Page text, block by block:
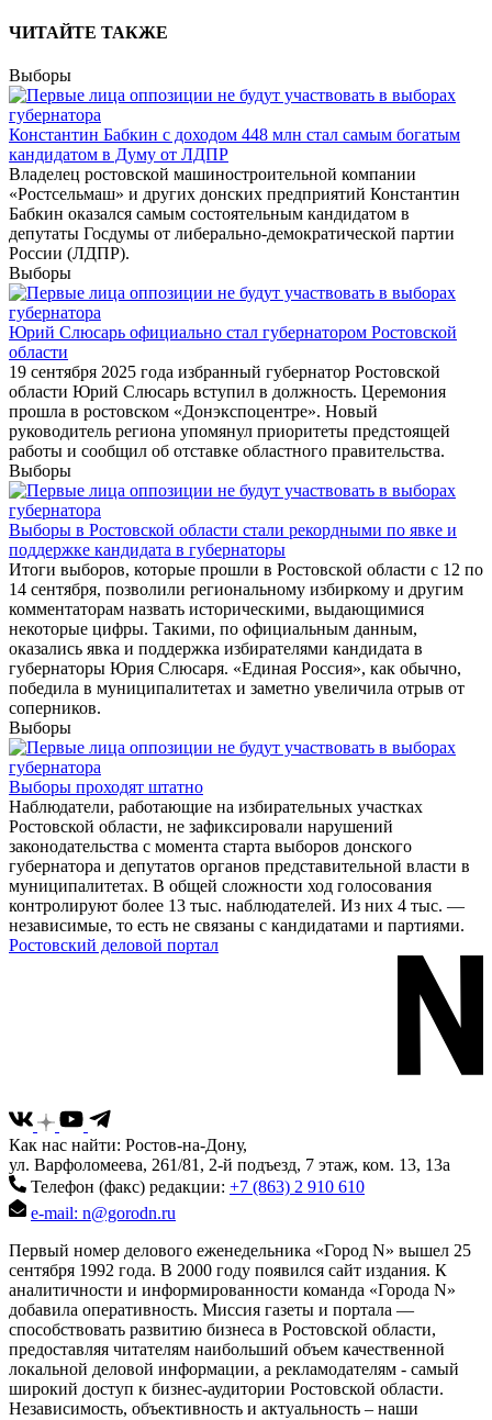
ЧИТАЙТЕ ТАКЖЕ
Выборы
Константин Бабкин с доходом 448 млн стал самым богатым
кандидатом в Думу от ЛДПР
Владелец ростовской машиностроительной компании
«Ростсельмаш» и других донских предприятий Константин
Бабкин оказался самым состоятельным кандидатом в
депутаты Госдумы от либерально-демократической партии
России (ЛДПР).
Выборы
Юрий Слюсарь официально стал губернатором Ростовской
области
19 сентября 2025 года избранный губернатор Ростовской
области Юрий Слюсарь вступил в должность. Церемония
прошла в ростовском «Донэкспоцентре». Новый
руководитель региона упомянул приоритеты предстоящей
работы и сообщил об отставке областного правительства.
Выборы
Выборы в Ростовской области стали рекордными по явке и
поддержке кандидата в губернаторы
Итоги выборов, которые прошли в Ростовской области с 12 по
14 сентября, позволили региональному избиркому и другим
комментаторам назвать историческими, выдающимися
некоторые цифры. Такими, по официальным данным,
оказались явка и поддержка избирателями кандидата в
губернаторы Юрия Слюсаря. «Единая Россия», как обычно,
победила в муниципалитетах и заметно увеличила отрыв от
соперников.
Выборы
Выборы проходят штатно
Наблюдатели, работающие на избирательных участках
Ростовской области, не зафиксировали нарушений
законодательства с момента старта выборов донского
губернатора и депутатов органов представительной власти в
муниципалитетах. В общей сложности ход голосования
контролируют более 13 тыс. наблюдателей. Из них 4 тыс. —
независимые, то есть не связаны с кандидатами и партиями.
Ростовский деловой портал
Как нас найти: Ростов-на-Дону,
ул. Варфоломеева, 261/81, 2-й подъезд, 7 этаж, ком. 13, 13а
Телефон (факс) редакции: +7 (863) 2 910 610
e-mail: n@gorodn.ru
Первый номер делового еженедельника «Город N» вышел 25
сентября 1992 года. В 2000 году появился сайт издания. К
аналитичности и информированности команда «Города N»
добавила оперативность. Миссия газеты и портала —
способствовать развитию бизнеса в Ростовской области,
предоставляя читателям наибольший объем качественной
локальной деловой информации, а рекламодателям - самый
широкий доступ к бизнес-аудитории Ростовской области.
Независимость, объективность и актуальность – наши